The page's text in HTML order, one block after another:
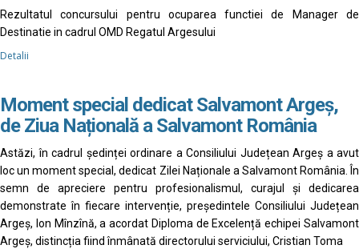
Rezultatul concursului pentru ocuparea functiei de Manager de
Destinatie in cadrul OMD Regatul Argesului
Detalii
Moment special dedicat Salvamont Argeș,
de Ziua Națională a Salvamont România
Astăzi, în cadrul ședinței ordinare a Consiliului Județean Argeș a avut
loc un moment special, dedicat Zilei Naționale a Salvamont România. În
semn de apreciere pentru profesionalismul, curajul și dedicarea
demonstrate în fiecare intervenție, președintele Consiliului Județean
Argeș, Ion Mînzînă, a acordat Diploma de Excelență echipei Salvamont
Argeș, distincția fiind înmânată directorului serviciului, Cristian Toma